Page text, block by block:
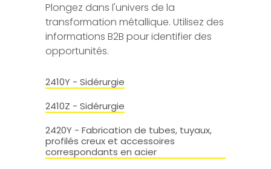
Plongez dans l'univers de la
transformation métallique. Utilisez des
informations B2B pour identifier des
opportunités.
2410Y - Sidérurgie
2410Z - Sidérurgie
2420Y - Fabrication de tubes, tuyaux,
profilés creux et accessoires
correspondants en acier